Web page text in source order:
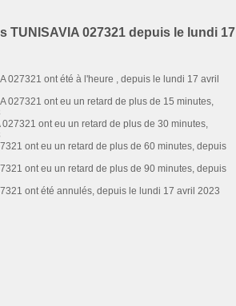
TUNISAVIA 027321 depuis le lundi 17
027321 ont été à l'heure , depuis le lundi 17 avril
027321 ont eu un retard de plus de 15 minutes,
027321 ont eu un retard de plus de 30 minutes,
ont eu un retard de plus de 60 minutes, depuis
ont eu un retard de plus de 90 minutes, depuis
ont été annulés, depuis le lundi 17 avril 2023